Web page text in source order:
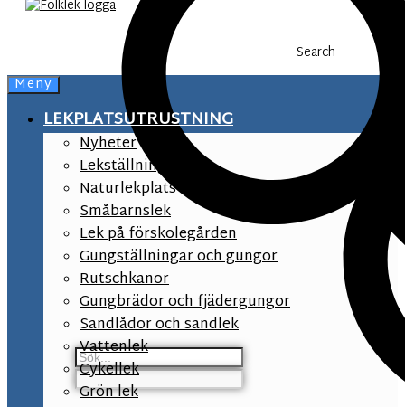
Search
Meny
LEKPLATSUTRUSTNING
Nyheter
Lekställningar
Naturlekplats
Småbarnslek
Lek på förskolegården
Gungställningar och gungor
Rutschkanor
Gungbrädor och fjädergungor
Sandlådor och sandlek
Vattenlek
Cykellek
Grön lek